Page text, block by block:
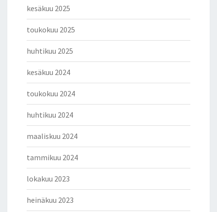
kesäkuu 2025
toukokuu 2025
huhtikuu 2025
kesäkuu 2024
toukokuu 2024
huhtikuu 2024
maaliskuu 2024
tammikuu 2024
lokakuu 2023
heinäkuu 2023